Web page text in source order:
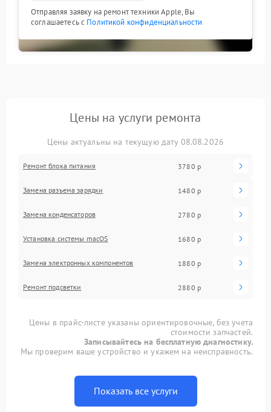
Отправляя заявку на ремонт техники Apple, Вы
соглашаетесь с Политикой конфиденциальности
Цены на услуги ремонта
Цены актуальны на текущую дату 08.08.2026
Ремонт блока питания 3780 р
Замена разъема зарядки 1480 р
Замена конденсаторов 2780 р
Установка системы macOS 1680 р
Замена электронных компонентов 1880 р
Ремонт подсветки 2880 р
Цены в прайс-листе указаны ориентировочные, без учета
стоимости запчастей.
Записывайтесь на бесплатную диагностику.
Мы проверим ваше устройство и укажем на неисправность.
Показать все услуги